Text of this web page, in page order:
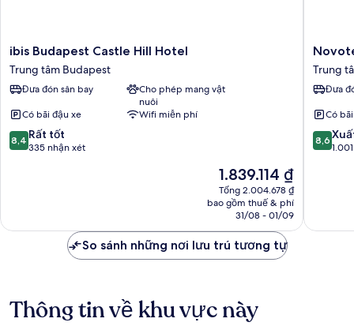
ibis
Budapest
Castle
Hill
Trung
tâm
Budapest
ibis Budapest Castle Hill Hotel
Trung tâm Budapest
Đưa đón sân bay
Cho phép mang vật
nuôi
Có bãi đậu xe
Wifi miễn phí
8.4
trên
xét
8,4 Rất tốt
335 nhận xét
Giá
hiện
tại
1.839.114 ₫
1.839.114 ₫
Tổng 2.004.678 ₫
bao gồm thuế & phí
31/08 - 01/09
Novotel
Danube
Trung
Trung
Đưa
Có
8.6
trên
xét
8,6
So sánh những nơi lưu trú tương tự
Thông tin về khu vực này